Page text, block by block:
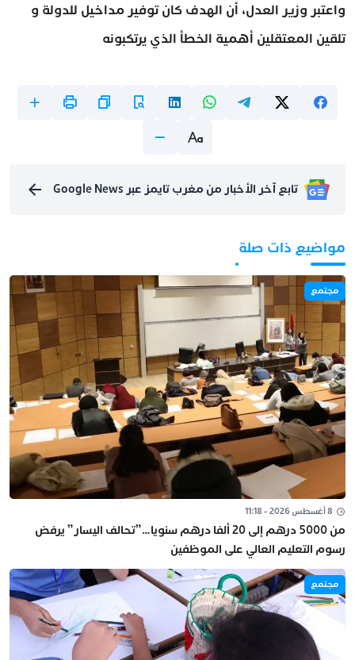
واعتبر وزير العدل، أن الهدف كان توفير مداخيل للدولة و
تلقين المعتقلين أهمية الخطأ الذي يرتكبونه
تابع آخر الأخبار من مغرب تايمز عبر Google News
مواضيع ذات صلة
مجتمع
8 أغسطس 2026 - 11:18
من 5000 درهم إلى 20 ألفا درهم سنويا…”تحالف اليسار” يرفض
رسوم التعليم العالي على الموظفين
مجتمع